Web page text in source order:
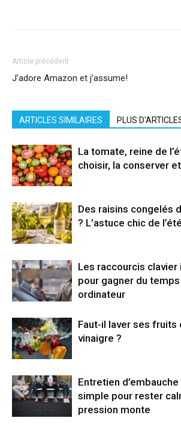
Article précédent
J’adore Amazon et j’assume!
ARTICLES SIMILAIRES PLUS
La tomate, reine de
choisir, la conserver
Des raisins congelés
? L’astuce chic de l’été
Les raccourcis
pour gagner du
ordinateur
Faut-il laver ses fruits
vinaigre ?
Entretien
simple pour rester
pression monte